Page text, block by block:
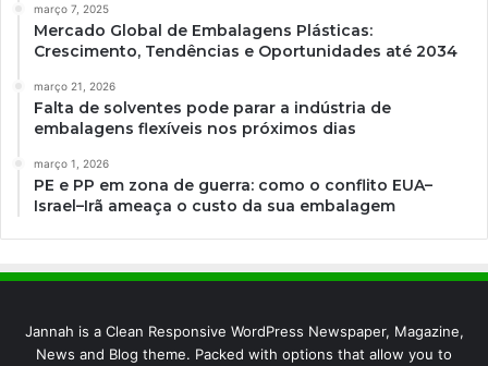
março 7, 2025
Mercado Global de Embalagens Plásticas:
Crescimento, Tendências e Oportunidades até 2034
março 21, 2026
Falta de solventes pode parar a indústria de
embalagens flexíveis nos próximos dias
março 1, 2026
PE e PP em zona de guerra: como o conflito EUA–
Israel–Irã ameaça o custo da sua embalagem
Jannah is a Clean Responsive WordPress Newspaper, Magazine,
News and Blog theme. Packed with options that allow you to